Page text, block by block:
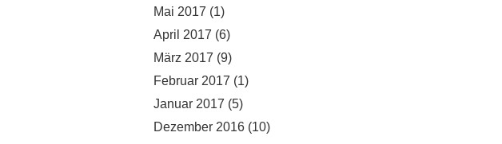
Mai 2017 (1)
April 2017 (6)
März 2017 (9)
Februar 2017 (1)
Januar 2017 (5)
Dezember 2016 (10)